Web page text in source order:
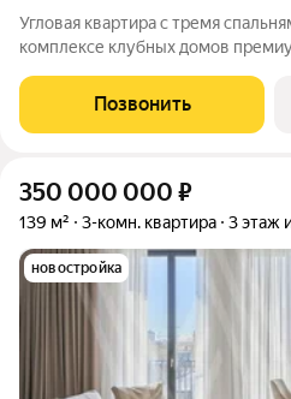
Угловая квартира с тремя
комплексе клубных домов
отделкой расположена на
открываются панорамные виды на
Позвонить
350 000 000 ₽
139 м² 3-комн. квартира 3 этаж
новостройка